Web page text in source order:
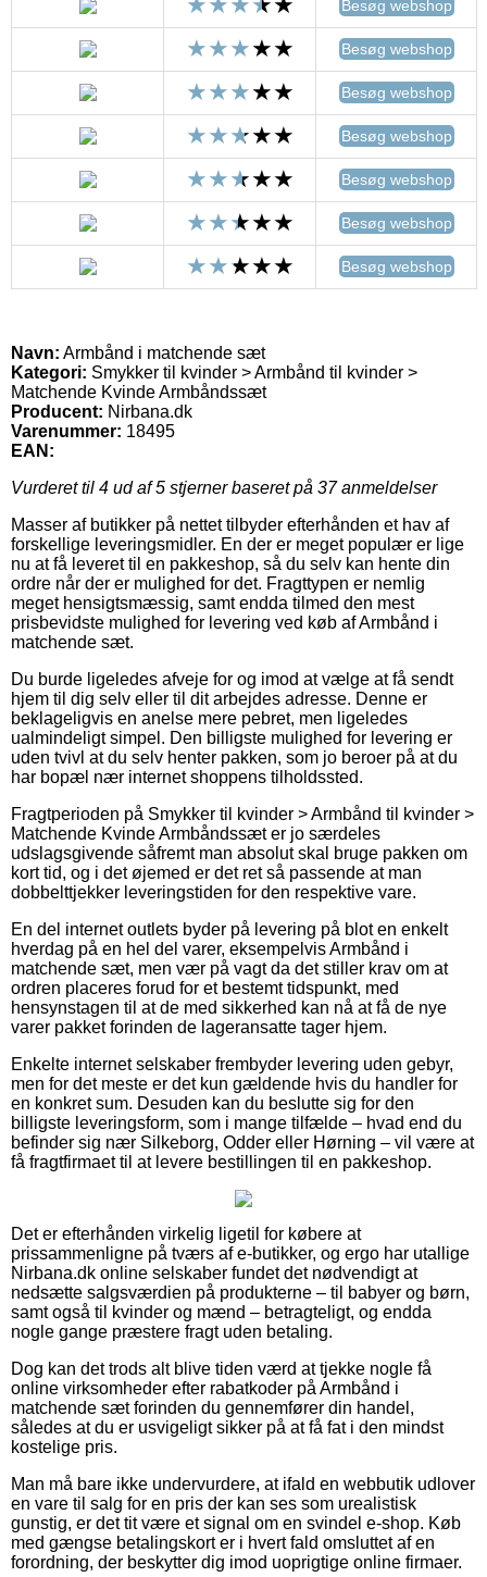
Besøg webshop
Besøg webshop
Besøg webshop
Besøg webshop
Besøg webshop
Besøg webshop
Besøg webshop
Navn: Armbånd i matchende sæt
Kategori: Smykker til kvinder > Armbånd til kvinder >
Matchende Kvinde Armbåndssæt
Producent: Nirbana.dk
Varenummer: 18495
EAN:
Vurderet til 4 ud af 5 stjerner baseret på 37anmeldelser
Masser af butikker på nettet tilbyder efterhånden et hav af
forskellige leveringsmidler. En der er meget populær er lige
nu at få leveret til en pakkeshop, så du selv kan hente din
ordre når der er mulighed for det. Fragttypen er nemlig
meget hensigtsmæssig, samt endda tilmed den mest
prisbevidste mulighed for levering ved køb af Armbånd i
matchende sæt.
Du burde ligeledes afveje for og imod at vælge at få sendt
hjem til dig selv eller til dit arbejdes adresse. Denne er
beklageligvis en anelse mere pebret, men ligeledes
ualmindeligt simpel. Den billigste mulighed for levering er
uden tvivl at du selv henter pakken, som jo beroer på at du
har bopæl nær internet shoppens tilholdssted.
Fragtperioden på Smykker til kvinder > Armbånd til kvinder >
Matchende Kvinde Armbåndssæt er jo særdeles
udslagsgivende såfremt man absolut skal bruge pakken om
kort tid, og i det øjemed er det ret så passende at man
dobbelttjekker leveringstiden for den respektive vare.
En del internet outlets byder på levering på blot en enkelt
hverdag på en hel del varer, eksempelvis Armbånd i
matchende sæt, men vær på vagt da det stiller krav om at
ordren placeres forud for et bestemt tidspunkt, med
hensynstagen til at de med sikkerhed kan nå at få de nye
varer pakket forinden de lageransatte tager hjem.
Enkelte internet selskaber frembyder levering uden gebyr,
men for det meste er det kun gældende hvis du handler for
en konkret sum. Desuden kan du beslutte sig for den
billigste leveringsform, som i mange tilfælde – hvad end du
befinder sig nær Silkeborg, Odder eller Hørning – vil være at
få fragtfirmaet til at levere bestillingen til en pakkeshop.
Det er efterhånden virkelig ligetil for købere at
prissammenligne på tværs af e-butikker, og ergo har utallige
Nirbana.dk online selskaber fundet det nødvendigt at
nedsætte salgsværdien på produkterne – til babyer og børn,
samt også til kvinder og mænd – betragteligt, og endda
nogle gange præstere fragt uden betaling.
Dog kan det trods alt blive tiden værd at tjekke nogle få
online virksomheder efter rabatkoder på Armbånd i
matchende sæt forinden du gennemfører din handel,
således at du er usvigeligt sikker på at få fat i den mindst
kostelige pris.
Man må bare ikke undervurdere, at ifald en webbutik udlover
en vare til salg for en pris der kan ses som urealistisk
gunstig, er det tit være et signal om en svindel e-shop. Køb
med gængse betalingskort er i hvert fald omsluttet af en
forordning, der beskytter dig imod uoprigtige online firmaer.